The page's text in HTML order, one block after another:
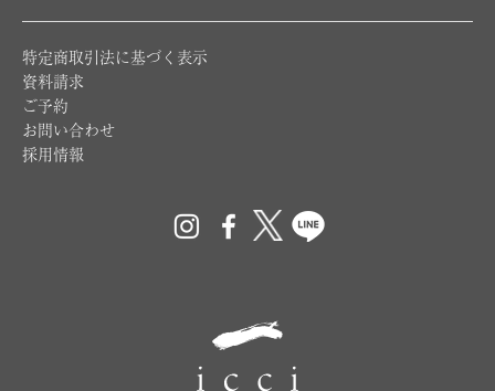
特定商取引法に基づく表示
資料請求
ご予約
お問い合わせ
採用情報